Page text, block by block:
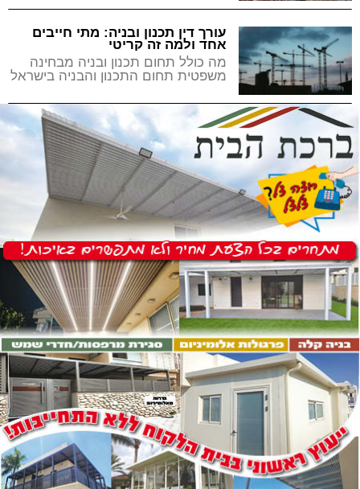
הריבית הנמוכה ביותר שאפשר
עורך דין תכנון ובניה: מתי חייבים
אחד ולמה זה קריטי
מה כולל תחום תכנון ובניה מבחינה
משפטית תחום התכנון והבניה בישראל
והבניה, תשכ"ה–1965, שהוא